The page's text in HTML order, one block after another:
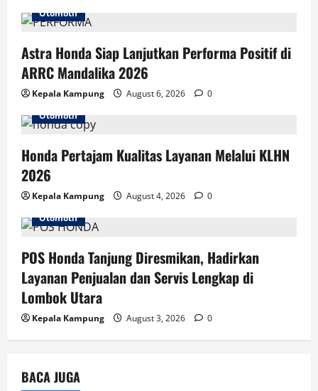
g
a
t
i
o
n
Otomotif
Astra Honda Siap Lanjutkan Performa Positif di
ARRC Mandalika 2026
Kepala Kampung August 6, 2026
0
Otomotif
Honda Pertajam Kualitas Layanan Melalui KLHN
2026
Kepala Kampung August 4, 2026
0
Otomotif
POS Honda Tanjung Diresmikan, Hadirkan
Layanan Penjualan dan Servis Lengkap di
Lombok Utara
Kepala Kampung August 3, 2026 0
BACA JUGA